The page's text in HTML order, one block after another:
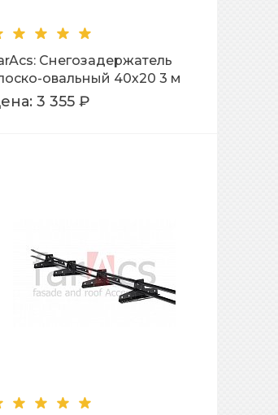
Снегозадержатель
овальный 40х20 3 м
30053 355 ₽